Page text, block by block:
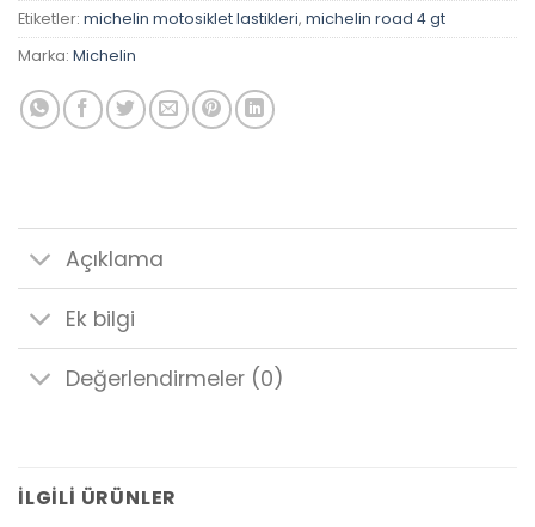
Etiketler: michelin motosiklet lastikleri, michelin road 4 gt
Marka: Michelin
Açıklama
Ek bilgi
Değerlendirmeler (0)
İLGILI ÜRÜNLER